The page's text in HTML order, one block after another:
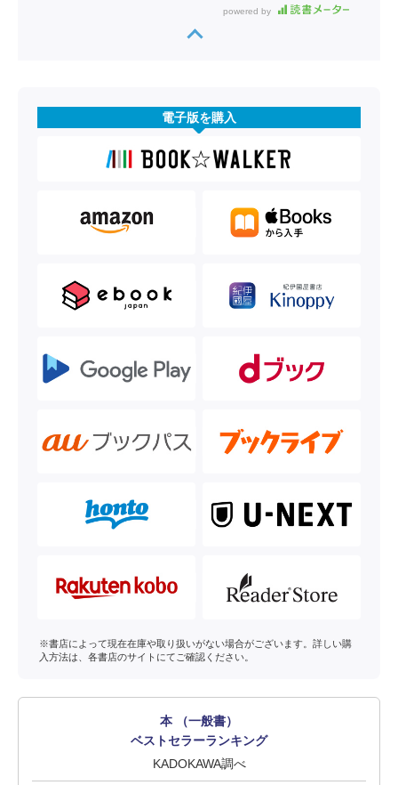
powered by
電子版を購入
※書店によって現在在庫や取り扱いがない場合がございます。詳しい購
入方法は、各書店のサイトにてご確認ください。
本 （一般書）
ベストセラーランキング
KADOKAWA調べ